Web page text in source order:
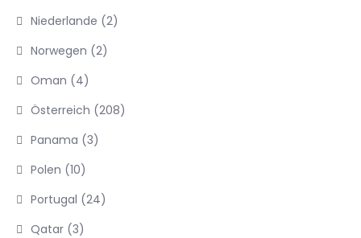
Niederlande (2)
Norwegen (2)
Oman (4)
Österreich (208)
Panama (3)
Polen (10)
Portugal (24)
Qatar (3)